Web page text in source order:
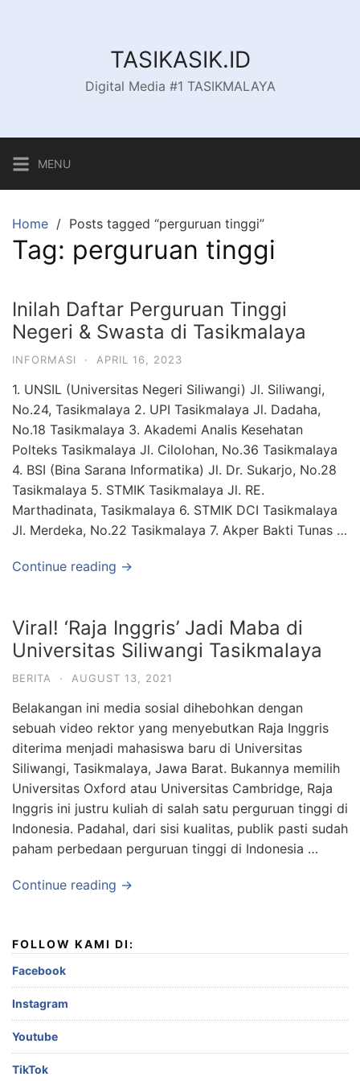
TASIKASIK.ID
Digital Media #1 TASIKMALAYA
MENU
Home Posts tagged “perguruan tinggi”
Tag: perguruan tinggi
Inilah Daftar Perguruan Tinggi
Negeri & Swasta di Tasikmalaya
INFORMASI · APRIL 16, 2023
1. UNSIL (Universitas Negeri Siliwangi) Jl. Siliwangi,
No.24, Tasikmalaya 2. UPI Tasikmalaya Jl. Dadaha,
No.18 Tasikmalaya 3. Akademi Analis Kesehatan
Polteks Tasikmalaya Jl. Cilolohan, No.36 Tasikmalaya
4. BSI (Bina Sarana Informatika) Jl. Dr. Sukarjo, No.28
Tasikmalaya 5. STMIK Tasikmalaya Jl. RE.
Marthadinata, Tasikmalaya 6. STMIK DCI Tasikmalaya
Jl. Merdeka, No.22 Tasikmalaya 7. Akper Bakti Tunas …
Continue reading →
Viral! ‘Raja Inggris’ Jadi Maba di
Universitas Siliwangi Tasikmalaya
BERITA · AUGUST 13, 2021
Belakangan ini media sosial dihebohkan dengan
sebuah video rektor yang menyebutkan Raja Inggris
diterima menjadi mahasiswa baru di Universitas
Siliwangi, Tasikmalaya, Jawa Barat. Bukannya memilih
Universitas Oxford atau Universitas Cambridge, Raja
Inggris ini justru kuliah di salah satu perguruan tinggi di
Indonesia. Padahal, dari sisi kualitas, publik pasti sudah
paham perbedaan perguruan tinggi di Indonesia …
Continue reading →
FOLLOW KAMI DI:
Facebook
Instagram
Youtube
TikTok